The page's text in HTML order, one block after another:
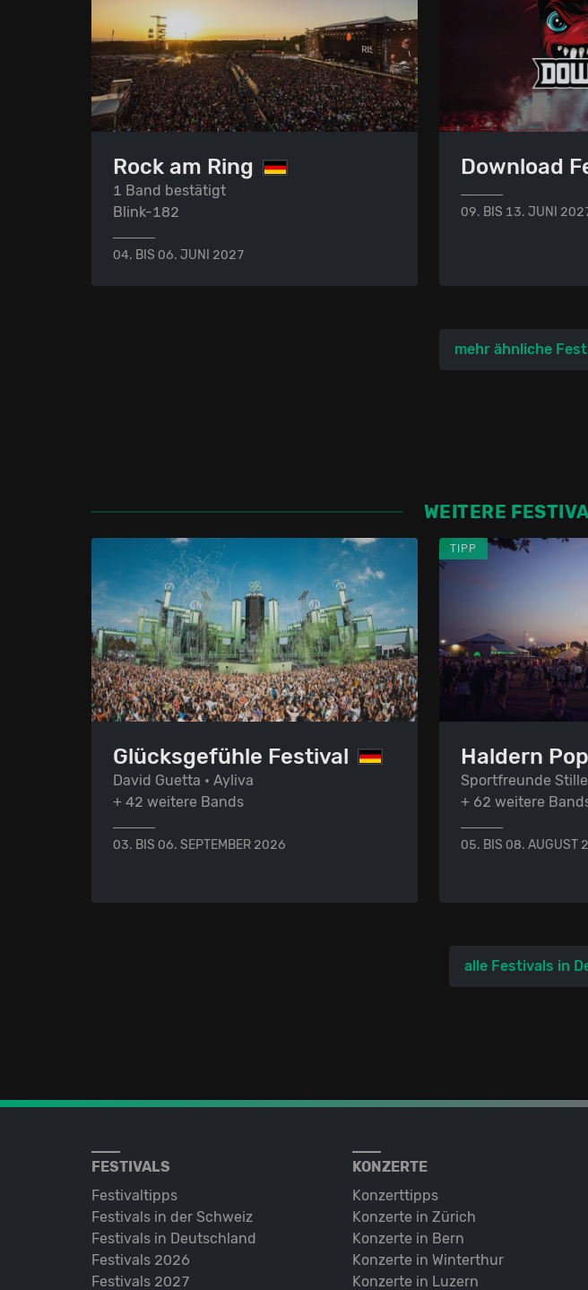
Rock am Ring
1 Band bestätigt
Blink-182
04. BIS 06. JUNI 2027
Download
09. BIS 13. JUNI
mehr ähnliche
WEITERE
Glücksgefühle Festival
David Guetta • Ayliva
+ 42 weitere Bands
03. BIS 06. SEPTEMBER 2026
TIPP
Haldern Pop
Sportfreunde
+ 62 weitere
05. BIS 08. AUGUST
alle Festivals in
FESTIVALS
Festivaltipps
Festivals in der Schweiz
Festivals in Deutschland
Festivals 2026
Festivals 2027
KONZERTE
Konzerttipps
Konzerte in Zürich
Konzerte in Bern
Konzerte in Winterthur
Konzerte in Luzern